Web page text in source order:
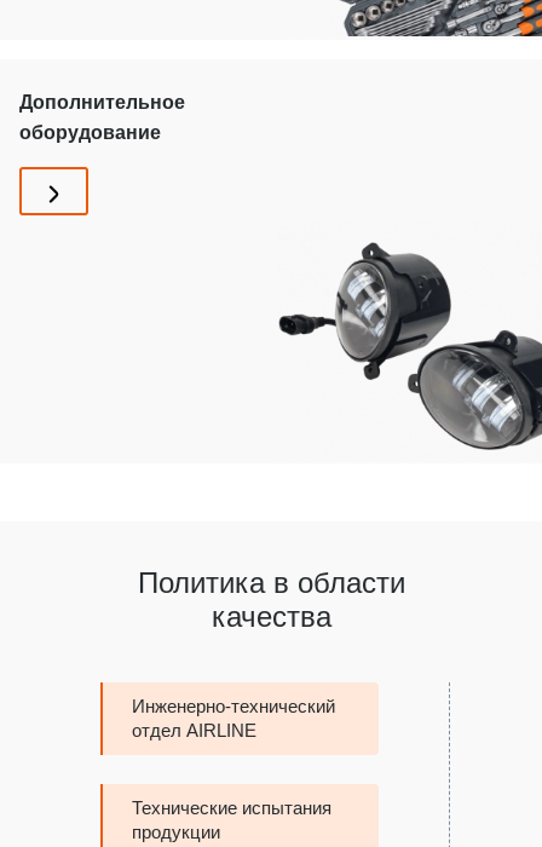
Дополнительное
оборудование
Политика в области
качества
Инженерно-технический
отдел AIRLINE
Технические испытания
продукции